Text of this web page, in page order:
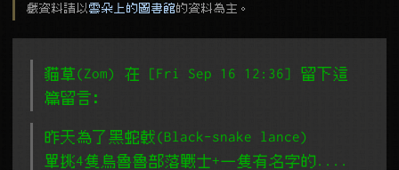
戲資料請以 雲朵上的圖書館的資料為主。
貓草(Zom) 在 [Fri Sep 16 12:36] 留下這
篇留言﹕
昨天為了黑蛇戟(Black-snake lance)
單挑4隻烏魯魯部落戰士+一隻有名字的....